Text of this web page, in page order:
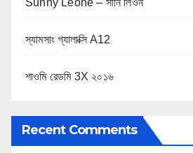
Sunny Leone – সানি লিওন
স্যামসাং গ্যালাক্সি A12
শাওমি রেডমি 3X ২০১৬
Recent Comments